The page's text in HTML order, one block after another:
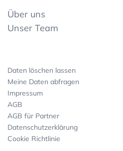
Über uns
Unser Team
Daten löschen lassen
Meine Daten abfragen
Impressum
AGB
AGB für Partner
Datenschutzerklärung
Cookie Richtlinie